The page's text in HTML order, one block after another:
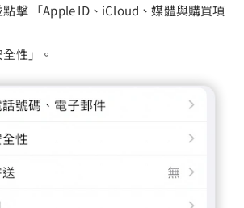
擊 「Apple ID、iCloud、媒體與購買項
性」。